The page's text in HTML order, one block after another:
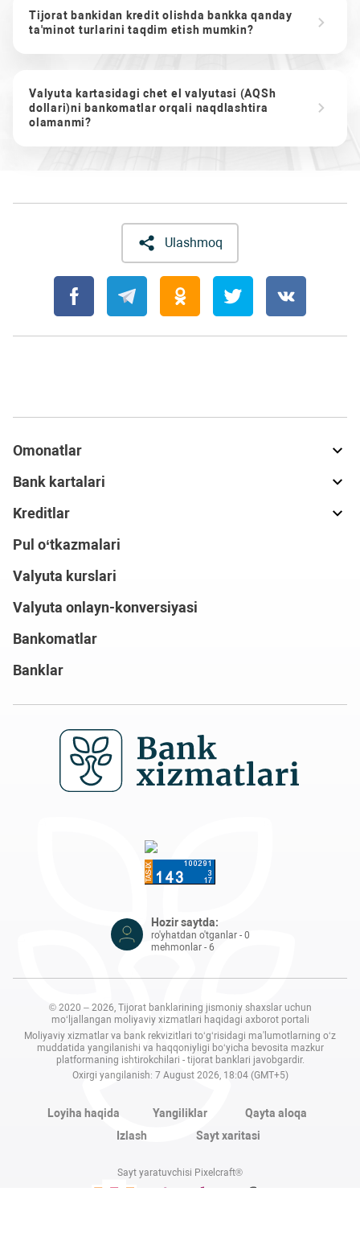
Tijorat bankidan kredit olishda bankka qanday
ta'minot turlarini taqdim etish mumkin?
Valyuta kartasidagi chet el valyutasi (AQSh
dollari)ni bankomatlar orqali naqdlashtira
olamanmi?
Ulashmoq
Omonatlar
Bank kartalari
Kreditlar
Pul o‘tkazmalari
Valyuta kurslari
Valyuta onlayn-konversiyasi
Bankomatlar
Banklar
Hozir saytda:
ro'yhatdan o'tganlar - 0
mehmonlar - 6
© 2020 – 2026, Tijorat banklarining jismoniy shaxslar uchun
mo‘ljallangan moliyaviy xizmatlari haqidagi axborot portali
Moliyaviy xizmatlar va bank rekvizitlari to‘g‘risidagi ma'lumotlarning o‘z
muddatida yangilanishi va haqqoniyligi bo‘yicha bevosita mazkur
platformaning ishtirokchilari - tijorat banklari javobgardir.
Oxirgi yangilanish: 7 August 2026, 18:04 (GMT+5)
Loyiha haqida Yangiliklar
Qayta aloqa
Izlash
Sayt xaritasi
Sayt yaratuvchisi Pixelcraft®